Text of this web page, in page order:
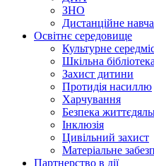
ЗНО
Дистанційне
Освітнє середовище
Культурне
Шкільна
Захист дитини
Протидія насиллю
Харчування
Безпека
Інклюзія
Цивільний захист
Матеріальне
Партнерство в дії